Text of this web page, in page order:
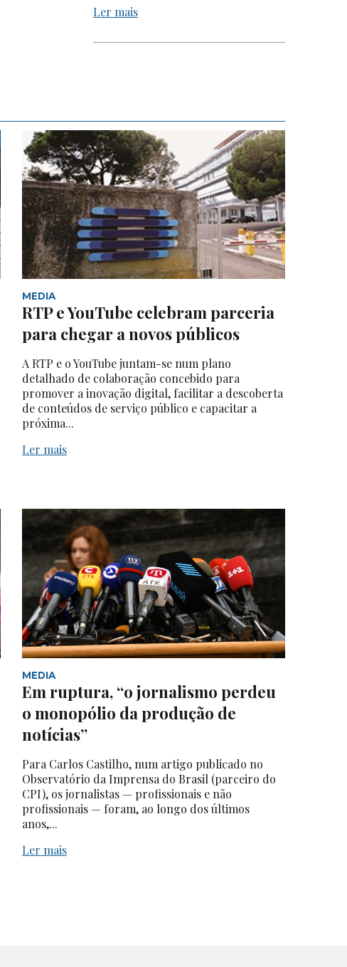
Ler mais
MEDIA
RTP e YouTube celebram parceria
para chegar a novos públicos
A RTP e o YouTube juntam-se num plano
detalhado de colaboração concebido para
promover a inovação digital, facilitar a descoberta
de conteúdos de serviço público e capacitar a
próxima...
Ler mais
MEDIA
Em ruptura, “o jornalismo perdeu
o monopólio da produção de
notícias”
Para Carlos Castilho, num artigo publicado no
Observatório da Imprensa do Brasil (parceiro do
CPI), os jornalistas — profissionais e não
profissionais — foram, ao longo dos últimos
anos,...
Ler mais